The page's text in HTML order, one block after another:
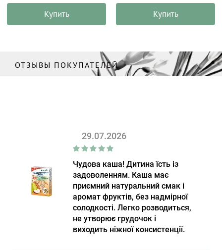
Купить Купить
ОТЗЫВЫ ПОКУПАТЕЛЕЙ
29.07.2026
Чудова каша! Дитина їсть із
задоволенням. Каша має
приємний натуральний смак і
аромат фруктів, без надмірної
солодкості. Легко розводиться,
не утворює грудочок і
виходить ніжної консистенції.